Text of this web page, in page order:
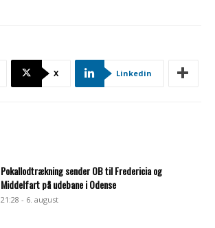
X Linkedin
Pokallodtrækning sender OB til Fredericia og
Middelfart på udebane i Odense
21:28 - 6. august